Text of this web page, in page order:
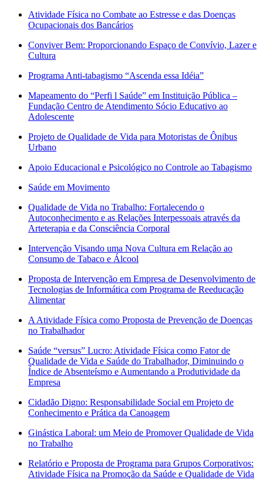
Atividade Física no Combate ao Estresse e das Doenças
Ocupacionais dos Bancários
Conviver Bem: Proporcionando Espaço de Convívio, Lazer e
Cultura
Programa Anti-tabagismo “Ascenda essa Idéia”
Mapeamento do “Perfi l Saúde” em Instituição Pública –
Fundação Centro de Atendimento Sócio Educativo ao
Adolescente
Projeto de Qualidade de Vida para Motoristas de Ônibus
Urbano
Apoio Educacional e Psicológico no Controle ao Tabagismo
Saúde em Movimento
Qualidade de Vida no Trabalho: Fortalecendo o
Autoconhecimento e as Relações Interpessoais através da
Arteterapia e da Consciência Corporal
Intervenção Visando uma Nova Cultura em Relação ao
Consumo de Tabaco e Álcool
Proposta de Intervenção em Empresa de Desenvolvimento de
Tecnologias de Informática com Programa de Reeducação
Alimentar
A Atividade Física como Proposta de Prevenção de Doenças
no Trabalhador
Saúde “versus” Lucro: Atividade Física como Fator de
Qualidade de Vida e Saúde do Trabalhador, Diminuindo o
Índice de Absenteísmo e Aumentando a Produtividade da
Empresa
Cidadão Digno: Responsabilidade Social em Projeto de
Conhecimento e Prática da Canoagem
Ginástica Laboral: um Meio de Promover Qualidade de Vida
no Trabalho
Relatório e Proposta de Programa para Grupos Corporativos:
Atividade Física na Promoção da Saúde e Qualidade de Vida